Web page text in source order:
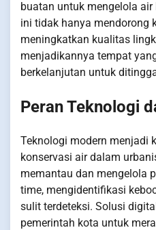
buatan untuk mengelola
ini tidak hanya mendorong
meningkatkan kualitas
menjadikannya tempat
berkelanjutan untuk
Peran Teknologi
Teknologi modern menjadi
konservasi air dalam
memantau dan mengelola
time, mengidentifikasi
sulit terdeteksi. Solusi
pemerintah kota untuk